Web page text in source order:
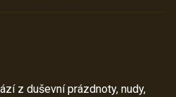
z duševní prázdnoty, nudy,